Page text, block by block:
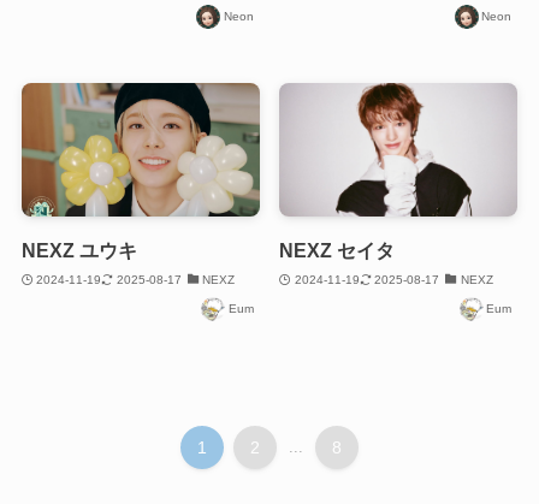
Neon Neon
NEXZ ユウキ
2024-11-19 2025-08-17 NEXZ
Eum
NEXZ セイタ
2024-11-19 2025-08-17 NEXZ
Eum
1 2 ... 8